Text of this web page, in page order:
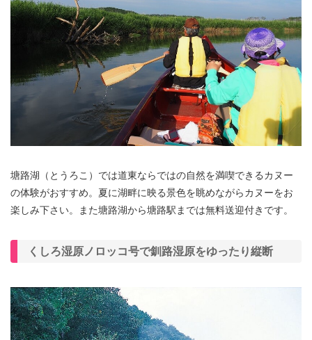
塘路湖（とうろこ）では道東ならではの自然を満喫できるカヌー
の体験がおすすめ。夏に湖畔に映る景色を眺めながらカヌーをお
楽しみ下さい。また塘路湖から塘路駅までは無料送迎付きです。
くしろ湿原ノロッコ号で釧路湿原をゆったり縦断